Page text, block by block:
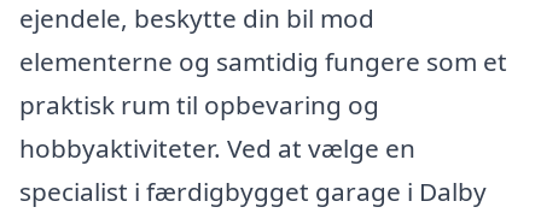
ejendele, beskytte din bil mod
elementerne og samtidig fungere som et
praktisk rum til opbevaring og
hobbyaktiviteter. Ved at vælge en
specialist i færdigbygget garage i Dalby